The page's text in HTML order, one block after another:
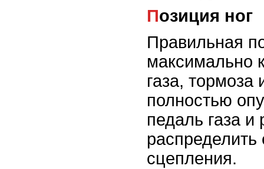
Позиция ног
Правильная
максимально
газа,
полностью
педаль газа
сцепления.